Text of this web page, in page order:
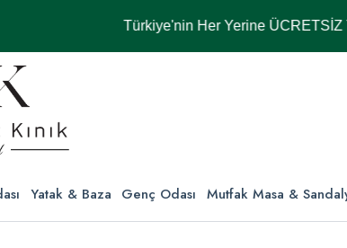
Türkiye'nin Her Yerine ÜCRETSİZ
Yatak & Baza Genç Odası Mutfak Masa &